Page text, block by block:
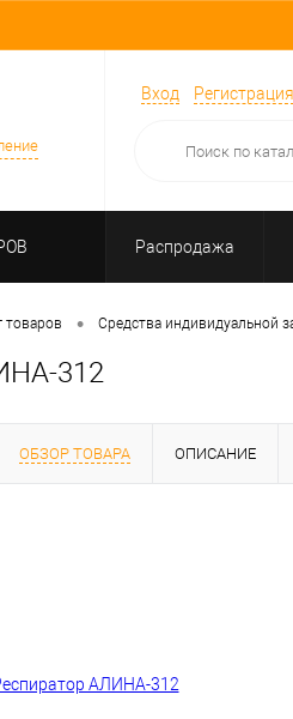
Вход Регистрация
Распродажа
товаров • Средства индивидуальной
312
ОБЗОР ТОВАРА ОПИСАНИЕ